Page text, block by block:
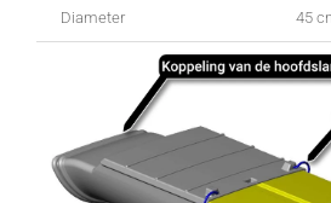
Diameter 45